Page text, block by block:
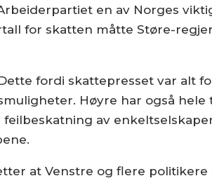
en av Norges
for skatten måtte Støre-
fordi skattepresset var alt
Høyre har også
av
at Venstre og flere